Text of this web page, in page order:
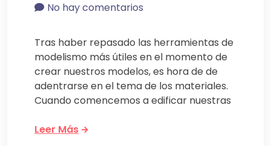
No hay comentarios
Tras haber repasado las herramientas de
modelismo más útiles en el momento de
crear nuestros modelos, es hora de de
adentrarse en el tema de los materiales.
Cuando comencemos a edificar nuestras
Leer Más